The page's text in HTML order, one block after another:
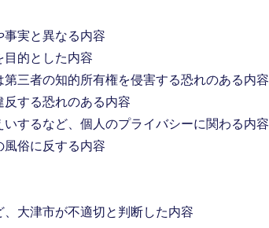
実と異なる内容
目的とした内容
三者の知的所有権を侵害する恐れのある内容
する恐れのある内容
するなど、個人のプライバシーに関わる内容
俗に反する内容
大津市が不適切と判断した内容